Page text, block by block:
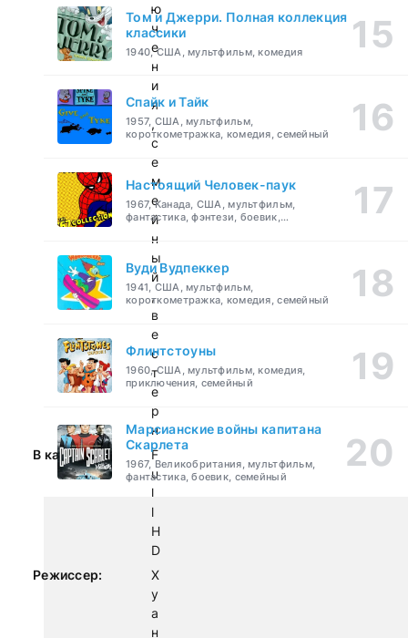
ю
ч
е
н
и
я
,
с
е
м
е
й
н
ы
й
,
в
е
с
т
е
р
н
В качестве:
F
u
l
l
H
D
Режиссер:
Х
у
а
н
Том и Джерри. Полная коллекция
классики
1940, США, мультфильм, комедия
Спайк и Тайк
1957, США, мультфильм,
короткометражка, комедия, семейный
Настоящий Человек-паук
1967, Канада, США, мультфильм,
фантастика, фэнтези, боевик,
Вуди Вудпеккер
1941, США, мультфильм,
короткометражка, комедия, семейный
Флинтстоуны
1960, США, мультфильм, комедия,
приключения, семейный
Марсианские войны капитана
Скарлета
1967, Великобритания, мультфильм,
фантастика, боевик, семейный